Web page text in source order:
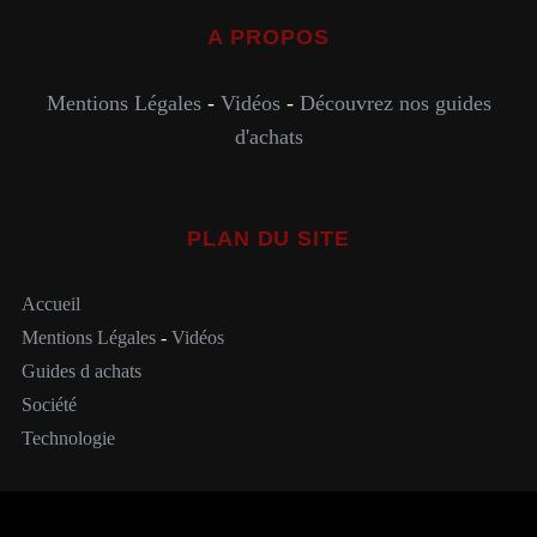
A PROPOS
Mentions Légales- Vidéos- Découvrez nos guides
d'achats
PLAN DU SITE
Accueil
Mentions Légales- Vidéos
Guides d achats
Société
Technologie